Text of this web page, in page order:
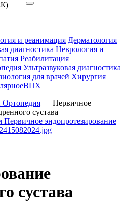
и реанимация Дерматология
диагностика Неврология и
Реабилитация
Ультразвуковая диагностика
для врачей Хирургия
ВПХ
Ортопедия — Первичное
сустава
сустава